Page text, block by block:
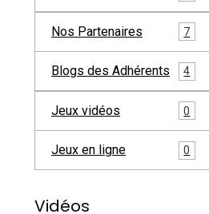
Nos Partenaires 7
Blogs des Adhérents 4
Jeux vidéos 0
Jeux en ligne 0
Vidéos